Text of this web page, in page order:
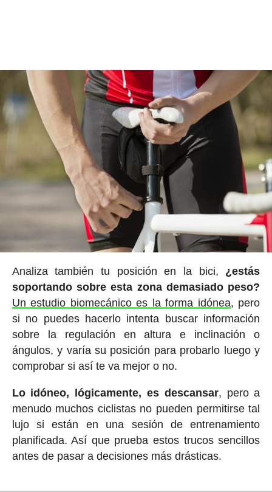
Analiza también tu posición en la bici, ¿estás
soportando sobre esta zona demasiado peso?
Un estudio biomecánico es la forma idónea, pero
si no puedes hacerlo intenta buscar información
sobre la regulación en altura e inclinación o
ángulos, y varía su posición para probarlo luego y
comprobar si así te va mejor o no.
Lo idóneo, lógicamente, es descansar, pero a
menudo muchos ciclistas no pueden permitirse tal
lujo si están en una sesión de entrenamiento
planificada. Así que prueba estos trucos sencillos
antes de pasar a decisiones más drásticas.